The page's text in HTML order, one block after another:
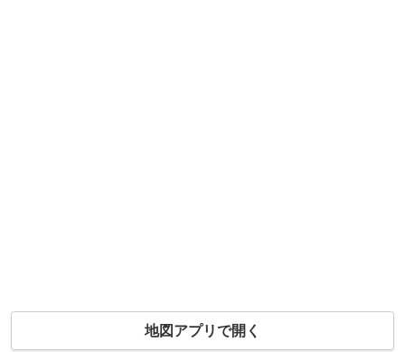
地図アプリで開く